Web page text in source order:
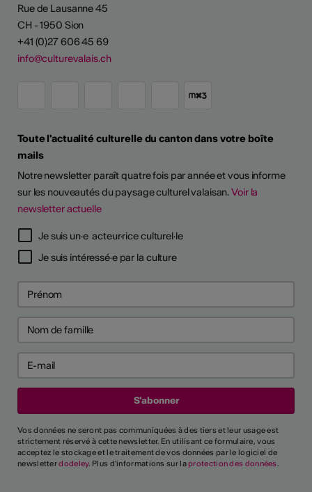
D'ARTISTES
Rue de Lausanne 45
CH - 1950 Sion
+41 (0)27 606 45 69
info@culturevalais.ch
Toute l'actualité culturelle du canton dans votre boîte
mails
Notre newsletter paraît quatre fois par année et vous informe
sur les nouveautés du paysage culturel valaisan.Voir la
newsletter actuelle
Je suis un·e acteur·rice culturel·le
Je suis intéressé·e par la culture
Vos données ne seront pas communiquées à des tiers et leur usage est
strictement réservé à cette newsletter. En utilisant ce formulaire, vous
acceptez le stockage et le traitement de vos données par le logiciel de
newsletterdodeley. Plus d'informations sur la protection des données.